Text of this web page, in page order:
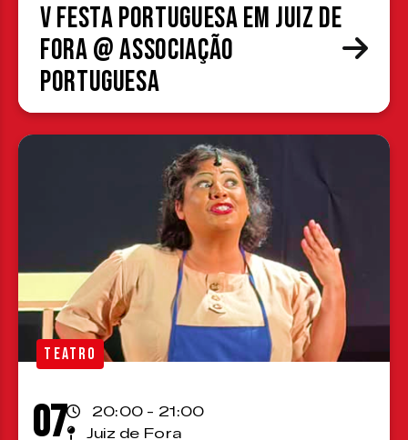
V Festa Portuguesa em Juiz de
Fora @ Associação
Portuguesa
TEATRO
07
20:00 - 21:00
Juiz de Fora